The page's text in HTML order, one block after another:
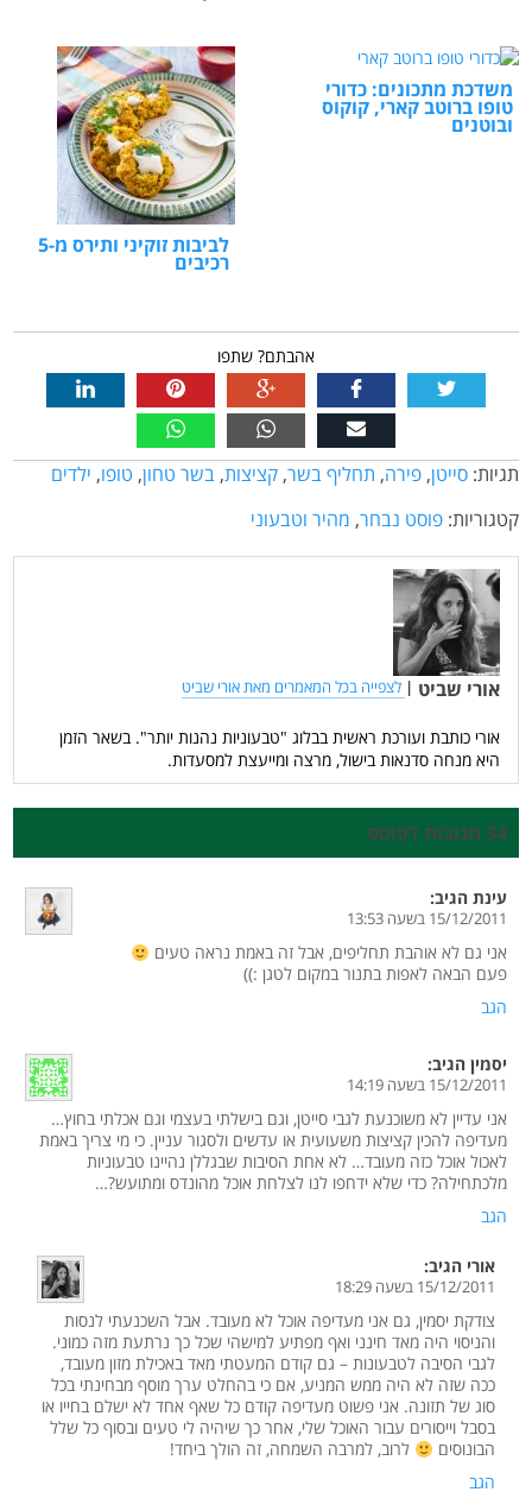
משדכת מתכונים: כדורי
טופו ברוטב קארי, קוקוס
ובוטנים
לביבות זוקיני ותירס מ-5
רכיבים
אהבתם? שתפו
תגיות: סייטן,פירה, תחליף בשר,קציצות,בשר טחון, טופו, ילדים
קטגוריות: פוסט נבחר, מהיר וטבעוני
אורי שביט | לצפייה בכל המאמרים מאת אורי שביט
אורי כותבת ועורכת ראשית בבלוג "טבעוניות נהנות יותר". בשאר הזמן
היא מנחה סדנאות בישול, מרצה ומייעצת למסעדות.
34 תגובות לפוסט
עינת הגיב:
15/12/2011 בשעה 13:53
אני גם לא אוהבת תחליפים, אבל זה באמת נראה טעים
פעם הבאה לאפות בתנור במקום לטגן :))
הגב
יסמין הגיב:
15/12/2011 בשעה 14:19
אני עדיין לא משוכנעת לגבי סייטן, וגם בישלתי בעצמי וגם אכלתי בחוץ…
מעדיפה להכין קציצות משעועית או עדשים ולסגור עניין. כי מי צריך באמת
לאכול אוכל כזה מעובד… לא אחת הסיבות שבגללן נהיינו טבעוניות
מלכתחילה? כדי שלא ידחפו לנו לצלחת אוכל מהונדס ומתועש?…
הגב
אורי הגיב:
15/12/2011 בשעה 18:29
צודקת יסמין, גם אני מעדיפה אוכל לא מעובד. אבל השכנעתי לנסות
והניסוי היה מאד חינני ואף מפתיע למישהי שכל כך נרתעת מזה כמוני.
לגבי הסיבה לטבעונות – גם קודם המעטתי מאד באכילת מזון מעובד,
ככה שזה לא היה ממש המניע, אם כי בהחלט ערך מוסף מבחינתי בכל
סוג של תזונה. אני פשוט מעדיפה קודם כל שאף אחד לא ישלם בחייו או
בסבל וייסורים עבור האוכל שלי, אחר כך שיהיה לי טעים ובסוף כל שלל
הבונוסים
לרוב, למרבה השמחה, זה הולך ביחד!
הגב